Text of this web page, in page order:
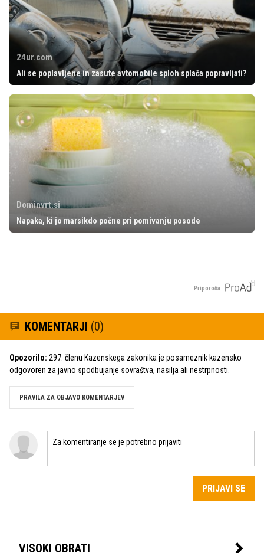
24ur.com
Ali se poplavljene in zasute avtomobile sploh splača popravljati?
Dominvrt.si
Napaka, ki jo marsikdo počne pri pomivanju posode
Priporoča
KOMENTARJI (0)
Opozorilo: 297. členu Kazenskega zakonika je posameznik kazensko
odgovoren za javno spodbujanje sovraštva, nasilja ali nestrpnosti.
PRAVILA ZA OBJAVO KOMENTARJEV
PRIJAVI SE
VISOKI OBRATI